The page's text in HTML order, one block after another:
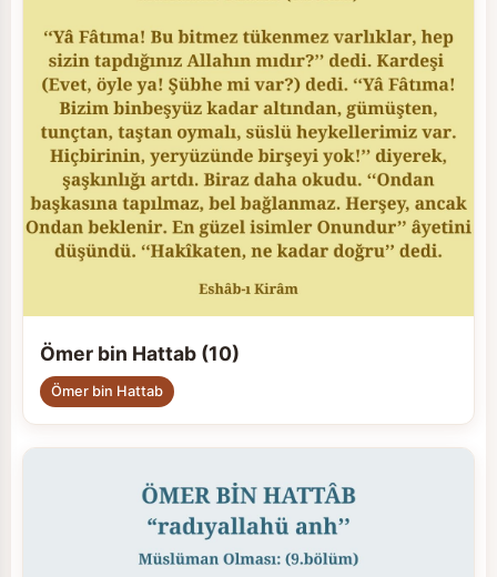
Ömer bin Hattab (10)
Ömer bin Hattab